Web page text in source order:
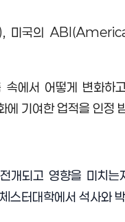
미국의
에서 어떻게 변화하
에 기여한 업적을 인정
개되고 영향을 미치
스터대학에서 석사와